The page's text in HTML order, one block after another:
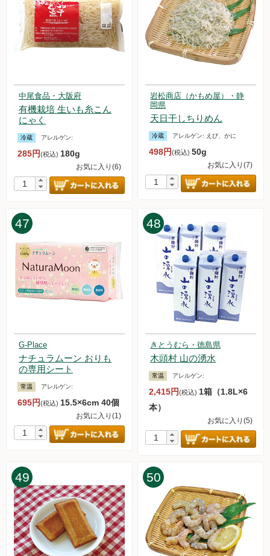
中尾食品・大阪府
有機栽培 生いも糸こん
にゃく
冷蔵 アレルゲン:
285円(税込) 180g
お気に入り(6)
岩松商店（かもめ屋）・静
岡県
天日干しちりめん
冷蔵 アレルゲン: えび、かに
498円(税込)50g
お気に入り(7)
47
G-Place
ナチュラムーン おりも
の専用シート
常温 アレルゲン:
695円(税込) 15.5×6cm 40個
お気に入り(1)
48
きとうむら・徳島県
木頭村 山の湧水
常温 アレルゲン:
2,415円(税込) 1箱（1.8L×6
本）
お気に入り(5)
49 50